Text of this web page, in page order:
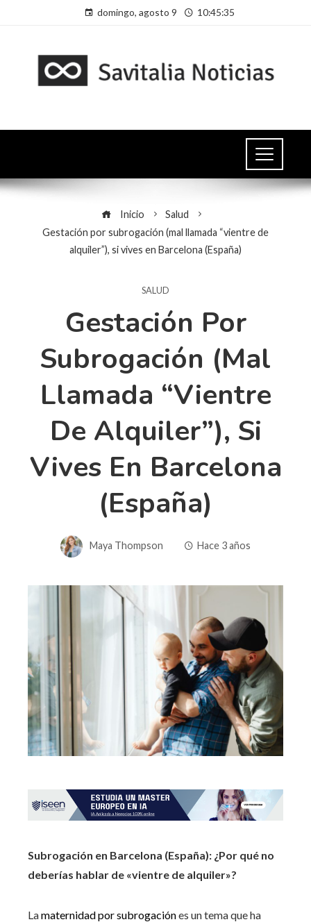
domingo, agosto 9 10:45:35
Inicio
Salud
Gestación por subrogación (mal llamada “vientre de
alquiler”), si vives en Barcelona (España)
SALUD
Gestación Por
Subrogación (mal
Llamada “vientre
De Alquiler”), Si
Vives En Barcelona
(España)
Maya Thompson Hace 3 años
Subrogación en Barcelona (España): ¿Por qué no
deberías hablar de «vientre de alquiler»?
Lamaternidad por subrogaciónes un tema que ha